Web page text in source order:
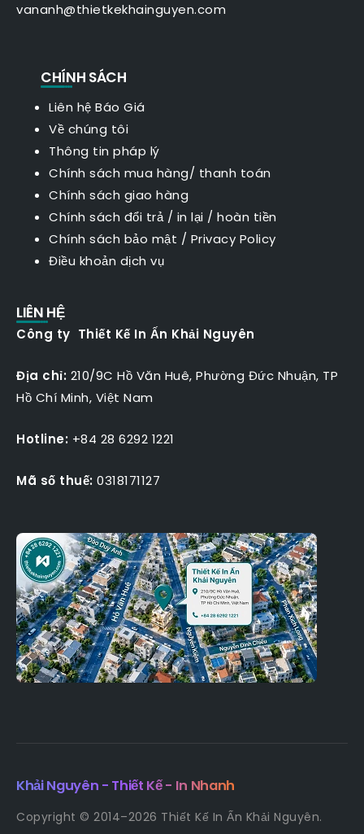
vananh@thietkekhainguyen.com
CHÍNH SÁCH
Liên hệ Báo Giá
Về chúng tôi
Thông tin pháp lý
Chính sách mua hàng/ thanh toán
Chính sách giao hàng
Chính sách đổi trả / in lại / hoàn tiền
Chính sách bảo mật / Privacy Policy
Điều khoản dịch vụ
LIÊN HỆ
Công ty Thiết Kế In Ấn Khải Nguyên
Địa chỉ: 210/9C Hồ Văn Huê, Phường Đức Nhuận, TP
Hồ Chí Minh, Việt Nam
Hotline: +84 28 6292 1221
Mã số thuế: 0318171127
Khải Nguyên - Thiết Kế - In Nhanh
Copyright © 2014–2026 Thiết Kế In Ấn Khải Nguyên.